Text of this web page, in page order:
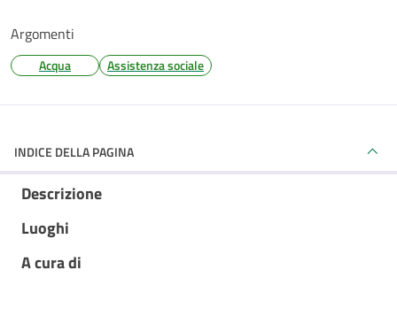
Argomenti
Acqua Assistenza sociale
INDICE DELLA PAGINA
Descrizione
Luoghi
A cura di